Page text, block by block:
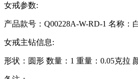
女戒参数:
产品款号：Q00228A-W-RD-1 名称：
女戒主钻信息:
形状： 圆形 数量： 1 重量： 0.05克拉